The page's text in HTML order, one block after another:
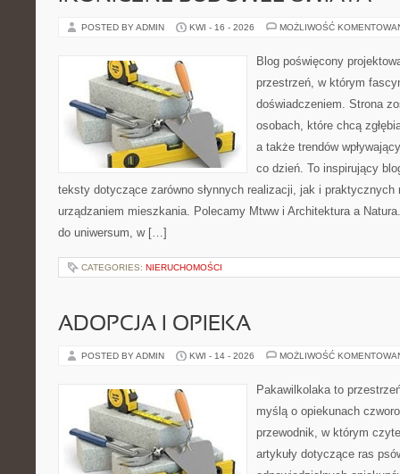
POSTED BY ADMIN KWI - 16 - 2026 MOŻLIWOŚĆ
Blog poświęcony
przestrzeń, w którym
doświadczeniem. Strona
osobach, które chcą
a także trendów
co dzień. To inspirujący
teksty dotyczące zarówno słynnych realizacji, jak i praktycznych
urządzaniem mieszkania. Polecamy Mtww i Architektura a
do uniwersum, w […]
CATEGORIES: NIERUCHOMOŚCI
ADOPCJA I OPIEKA
POSTED BY ADMIN KWI - 14 - 2026 MOŻLIWOŚĆ
Pakawilkolaka to
myślą o opiekunach
przewodnik, w którym
artykuły dotyczące ras